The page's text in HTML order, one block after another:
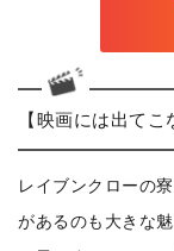
【映画には出て
レイブンクローの
があるのも大きな